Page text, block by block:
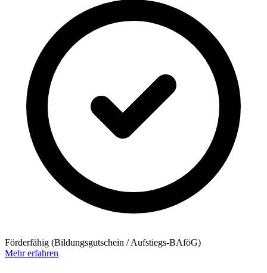
Förderfähig (Bildungsgutschein / Aufstiegs-BAföG)
Mehr erfahren